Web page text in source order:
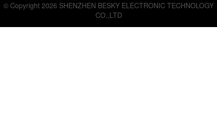
© Copyright 2026 SHENZHEN BESKY ELECTRONIC TECHNOLOGY
CO.,LTD